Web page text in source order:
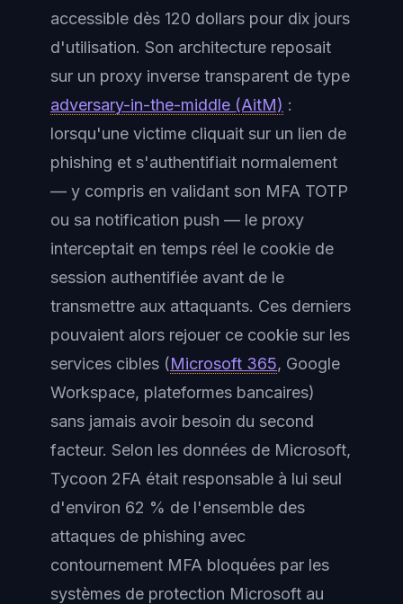
accessible dès 120 dollars pour dix jours
d'utilisation. Son architecture reposait
sur un proxy inverse transparent de type
adversary-in-the-middle (AitM) :
lorsqu'une victime cliquait sur un lien de
phishing et s'authentifiait normalement
— y compris en validant son MFA TOTP
ou sa notification push — le proxy
interceptait en temps réel le cookie de
session authentifiée avant de le
transmettre aux attaquants. Ces derniers
pouvaient alors rejouer ce cookie sur les
services cibles (Microsoft 365, Google
Workspace, plateformes bancaires)
sans jamais avoir besoin du second
facteur. Selon les données de Microsoft,
Tycoon 2FA était responsable à lui seul
d'environ 62 % de l'ensemble des
attaques de phishing avec
contournement MFA bloquées par les
systèmes de protection Microsoft au